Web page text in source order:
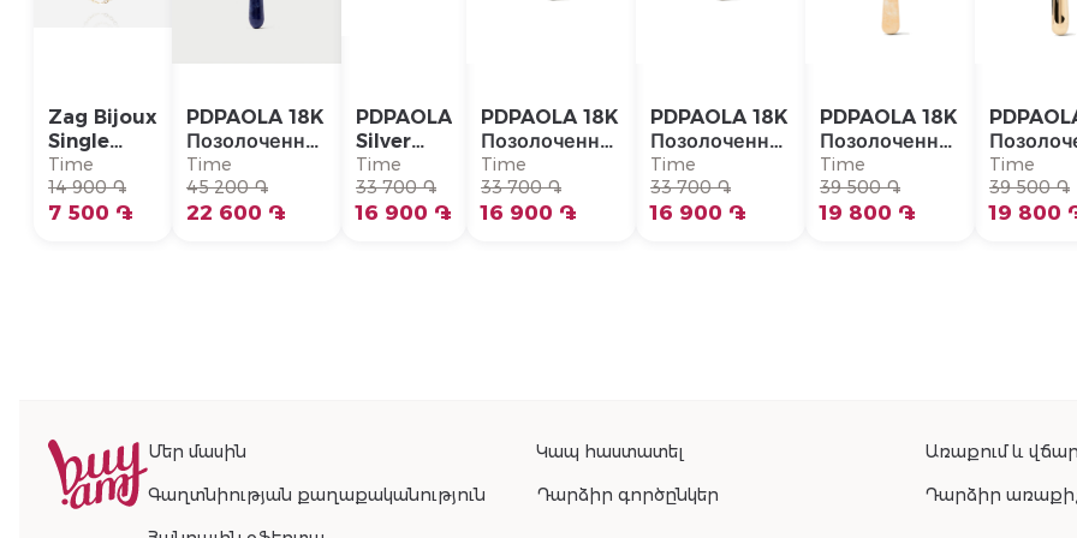
Zag Bijoux
Single
Earring/
SLA22993-
01WHT
Time
14 900 ֏
7 500 ֏
PDPAOLA 18K
Позолоченная
Серебряная
Моно-серьга/
PG01-336-U
Time
45 200 ֏
22 600 ֏
PDPAOLA
Silver
Single
Earring/
PG02-
Time
33 700 ֏
16 900 ֏
PDPAOLA 18K
Позолоченная
Серебряная
Моно-серьга/
PG01-094-U
Time
33 700 ֏
16 900 ֏
PDPAOLA 18K
Позолоченная
Серебряная
Моно-серьга/
PG01-092-U
Time
33 700 ֏
16 900 ֏
PDPAOLA 18K
Позолоченная
Серебряная
Моно-серьга/
PG01-090-U
Time
39 500 ֏
19 800 ֏
Моно-
PG01-
Time
39 500 ֏
19 800
Մեր մասին Կապ հաստատել
Առաքում և
Գաղտնիության քաղաքականություն
Դարձիր գործընկեր
Դարձիր